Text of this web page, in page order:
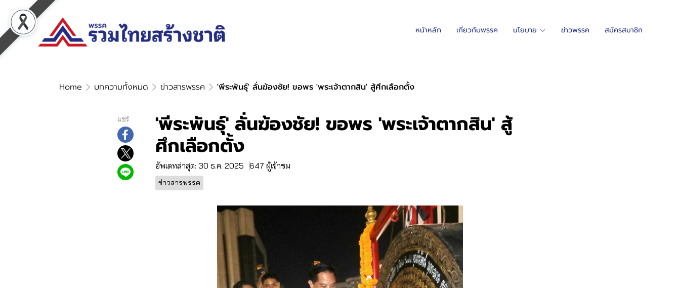
หน้าหลัก เกี่ยวกับพรรค นโยบาย ข่าวพรรค สมัครสมาชิก
Home บทความทั้งหมด ข่าวสารพรรค 'พีระพันธ์ุ' ลั่นฆ้องชัย! ขอพร 'พระเจ้าตากสิน' สู้ศึกเลือกตั้ง
แชร์ 'พีระพันธ์ุ' ลั่นฆ้องชัย! ขอพร 'พระเจ้าตากสิน' สู้
ศึกเลือกตั้ง
อัพเดทล่าสุด: 30 ธ.ค. 2025 647 ผู้เข้าชม
ข่าวสารพรรค